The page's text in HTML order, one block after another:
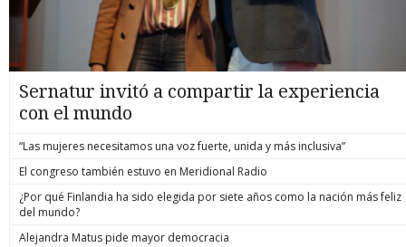
Sernatur invitó a compartir la experiencia
con el mundo
“Las mujeres necesitamos una voz fuerte, unida y más inclusiva”
El congreso también estuvo en Meridional Radio
¿Por qué Finlandia ha sido elegida por siete años como la nación más feliz
del mundo?
Alejandra Matus pide mayor democracia